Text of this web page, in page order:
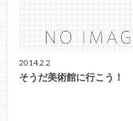
2014.2.2
そうだ美術館に行こう！